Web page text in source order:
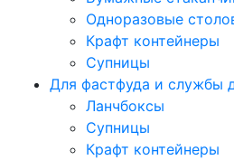
Одноразовые
Крафт контейнеры
Супницы
Для фастфуда и службы
Ланчбоксы
Супницы
Крафт контейнеры